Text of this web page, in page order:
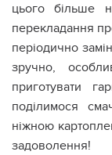
цього більше
перекладання
періодично
зручно,
приготувати
поділимося
ніжною
задоволення!